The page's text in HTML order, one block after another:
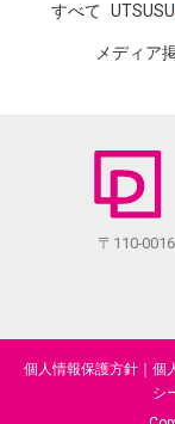
すべて UTSUSU
メディア
〒110-
個人情報保護方針 個
シ